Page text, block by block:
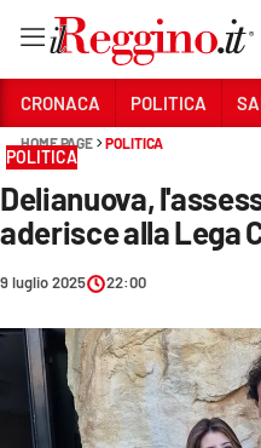
Sezioni
CRONACA
AMBIENTE
SOCIETÀ
CRONACA POLITICA
HOME PAGE POLITICA
POLITICA
Delianuova,
aderisce alla Lega
9 luglio 2025 22:00